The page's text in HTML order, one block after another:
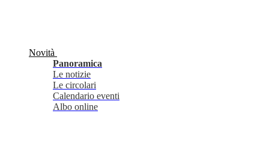
Novità
Panoramica
Le notizie
Le circolari
Calendario eventi
Albo online